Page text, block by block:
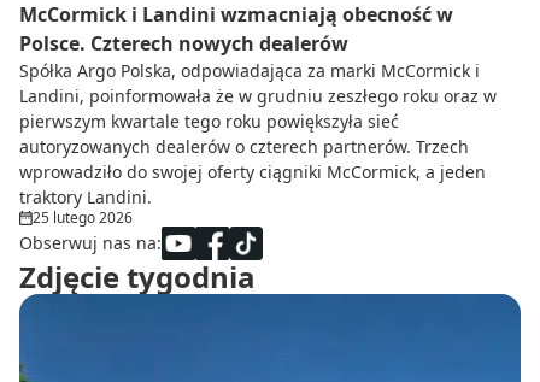
McCormick i Landini wzmacniają obecność w
Polsce. Czterech nowych dealerów
Spółka Argo Polska, odpowiadająca za marki McCormick i
Landini, poinformowała że w grudniu zeszłego roku oraz w
pierwszym kwartale tego roku powiększyła sieć
autoryzowanych dealerów o czterech partnerów. Trzech
wprowadziło do swojej oferty ciągniki McCormick, a jeden
traktory Landini.
25 lutego 2026
Obserwuj nas na:
Zdjęcie tygodnia